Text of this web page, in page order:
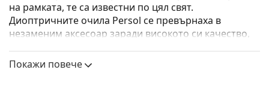
на рамката, те са известни по цял свят.
Диоптричните очила Persol се превърнаха в
незаменим аксесоар заради високото си качество,
история.
Покажи повече